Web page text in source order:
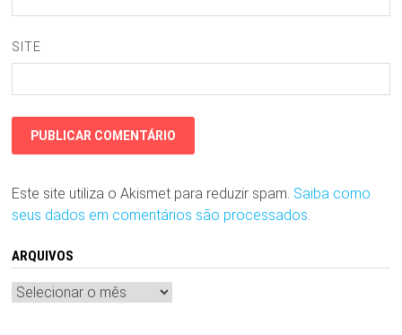
SITE
Este site utiliza o Akismet para reduzir spam. Saiba como
seus dados em comentários são processados.
ARQUIVOS
Arquivos